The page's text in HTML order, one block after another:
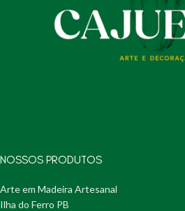
NOSSOS PRODUTOS
Arte em Madeira Artesanal
Ilha do Ferro PB